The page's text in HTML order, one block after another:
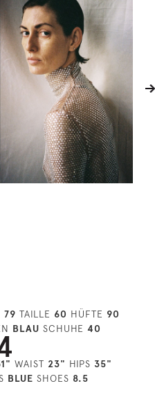
79 TAILLE 60 HÜFTE 90
BLAU SCHUHE 40
WAIST 23" HIPS 35"
BLUE SHOES 8.5